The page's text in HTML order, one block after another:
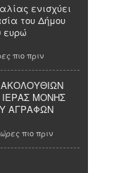
ενισχύει
του Δήμου
ευρώ
πιο πριν
ΜΟΝΗΣ
ΑΓΡΑΦΩΝ
πιο πριν